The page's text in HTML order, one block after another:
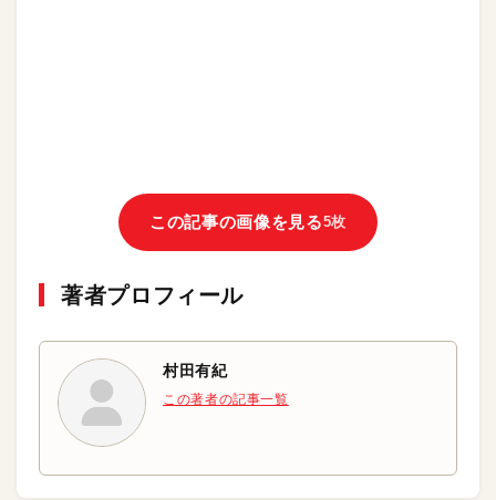
この記事の画像を見る5枚
著者プロフィール
村田有紀
この著者の記事一覧